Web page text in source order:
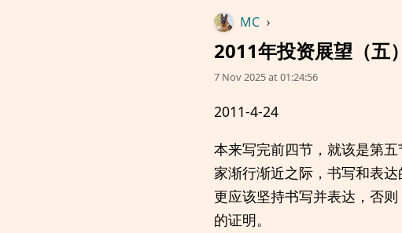
MC ›
2011年投资展望（五
7 Nov 2025 at 01:24:56
2011-4-24
本来写完前四节，就该是第
家渐行渐近之际，书写和表
更应该坚持书写并表达，否
的证明。